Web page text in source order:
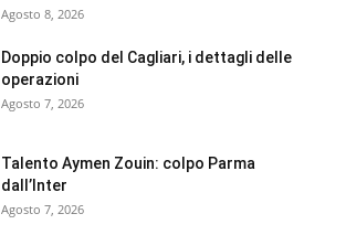
Agosto 8, 2026
Doppio colpo del Cagliari, i dettagli delle
operazioni
Agosto 7, 2026
Talento Aymen Zouin: colpo Parma
dall’Inter
Agosto 7, 2026